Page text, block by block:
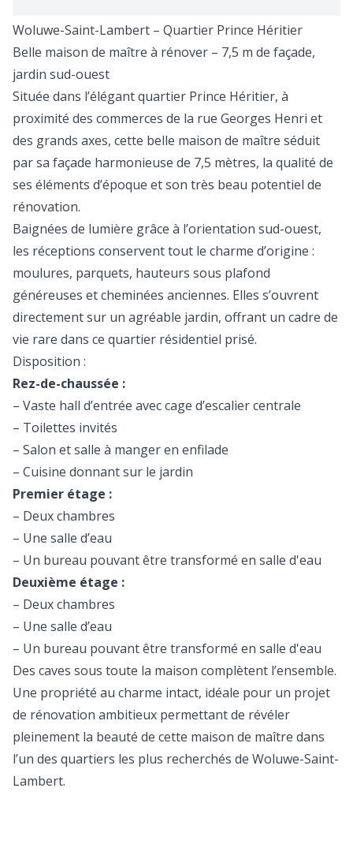
Woluwe-Saint-Lambert – Quartier Prince Héritier
Belle maison de maître à rénover – 7,5 m de façade,
jardin sud-ouest
Située dans l’élégant quartier Prince Héritier, à
proximité des commerces de la rue Georges Henri et
des grands axes, cette belle maison de maître séduit
par sa façade harmonieuse de 7,5 mètres, la qualité de
ses éléments d’époque et son très beau potentiel de
rénovation.
Baignées de lumière grâce à l’orientation sud-ouest,
les réceptions conservent tout le charme d’origine :
moulures, parquets, hauteurs sous plafond
généreuses et cheminées anciennes. Elles s’ouvrent
directement sur un agréable jardin, offrant un cadre de
vie rare dans ce quartier résidentiel prisé.
Disposition :
Rez-de-chaussée :
– Vaste hall d’entrée avec cage d’escalier centrale
– Toilettes invités
– Salon et salle à manger en enfilade
– Cuisine donnant sur le jardin
Premier étage :
– Deux chambres
– Une salle d’eau
– Un bureau pouvant être transformé en salle d'eau
Deuxième étage :
– Deux chambres
– Une salle d’eau
– Un bureau pouvant être transformé en salle d'eau
Des caves sous toute la maison complètent l’ensemble.
Une propriété au charme intact, idéale pour un projet
de rénovation ambitieux permettant de révéler
pleinement la beauté de cette maison de maître dans
l’un des quartiers les plus recherchés de Woluwe-Saint-
Lambert.